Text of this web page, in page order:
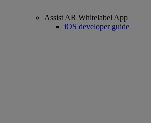
Assist AR Whitelabel App
iOS developer guide